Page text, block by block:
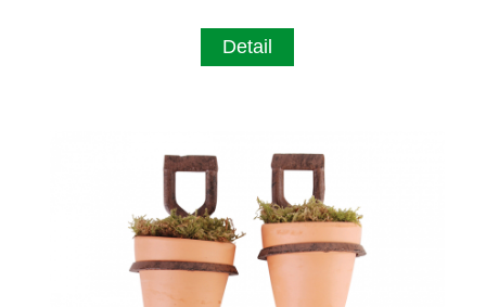
Detail